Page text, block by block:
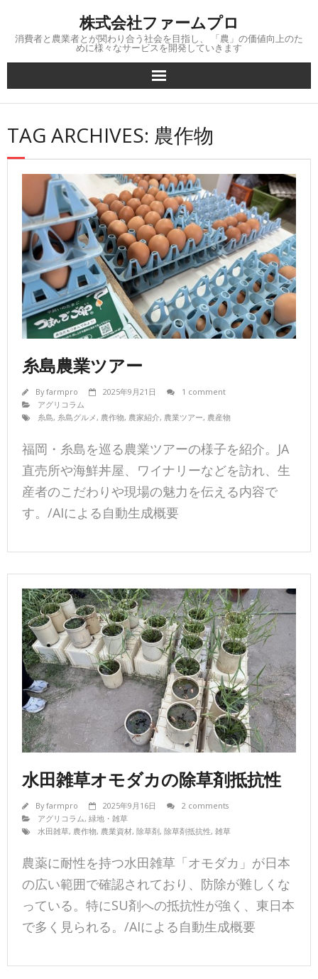
content
株式会社ファームプロ
消費者と農業者とが関わり合う社会を目指し、 「農」の価値向上のた
めに様々なサービスを開発していきます
TAG ARCHIVES: 農作物
糸島農業ツアー
Byfarmpro 2025年9月21日
1 comment
アグリコラム
糸島, 糸島グルメ , 農作物, 農家紹介, 農業ツアー, 農産物
福岡・糸島を巡る農業ツアーの様子を紹介。JA
直売所や海鮮丼屋、ワイナリーなどを訪れ、生
産者のこだわりや現場の魅力を伝える内容で
す。/AIによる自動生成概要
水田雑草オモダカの除草剤抵抗性
Byfarmpro 2025年9月16日
2 comments
アグリコラム, 緑地・雑草
水田雑草, 農作物, 農業資材, 除草剤, 除草剤抵抗性, 雑草
農薬に耐性を持つ水田雑草「オモダカ」が日本
の広い範囲で確認されており、防除が難しくな
っている。特にSU剤への抵抗性が強く、東日本
で多く見られる。/AIによる自動生成概要